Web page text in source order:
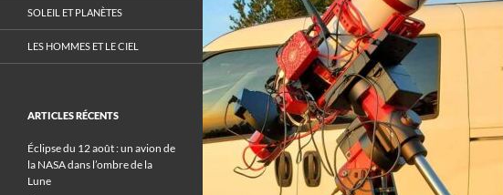
SOLEIL ET PLANÈTES
LES HOMMES ET LE CIEL
ARTICLES RÉCENTS
Éclipse du 12 août : un avion de
la NASA dans l’ombre de la
Lune